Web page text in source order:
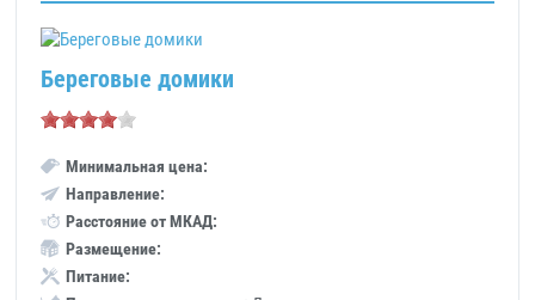
Береговые домики
Минимальная цена:
Направление:
Расстояние от МКАД:
Размещение:
Питание: